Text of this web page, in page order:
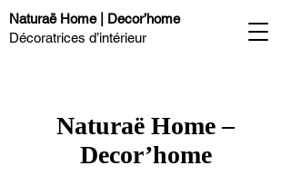
Naturaë Home | Decor’home
Décoratrices d’intérieur
Naturaë Home –
Decor’home